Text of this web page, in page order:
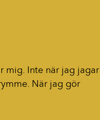
mig. Inte när jag jagar
När jag gör